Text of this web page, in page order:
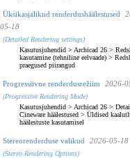
Üksikasjalikud renderdushäälestused
05-18
(Detailed Rendering settings)
Kasutusjuhendid > Archicad 26 >
kasutamine (tehniline eelvaade) >
praegused piirangud
Progressiivne renderdusrežiim 2026-
(Progressive Rendering Mode)
Kasutusjuhendid > Archicad 26 >
Cineware häälestused > Üldised
häälestuste kasutamisel
Stereorenderduse valikud 2026-05-18
(Stereo Rendering Options)